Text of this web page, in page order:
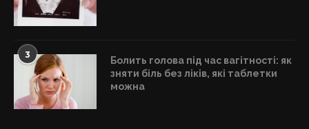
3
Болить голова під час вагітності: як
зняти біль без ліків, які таблетки
можна